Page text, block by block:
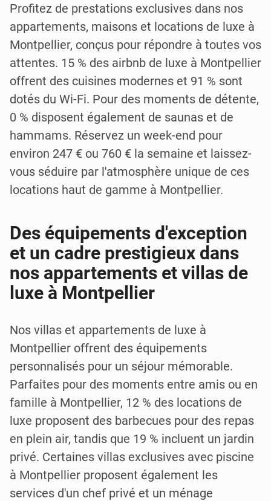
Profitez de prestations exclusives dans nos
appartements, maisons et locations de luxe à
Montpellier, conçus pour répondre à toutes vos
attentes. 15 % des airbnb de luxe à Montpellier
offrent des cuisines modernes et 91 % sont
dotés du Wi-Fi. Pour des moments de détente,
0 % disposent également de saunas et de
hammams. Réservez un week-end pour
environ 247 € ou 760 € la semaine et laissez-
vous séduire par l'atmosphère unique de ces
locations haut de gamme à Montpellier.
Des équipements d'exception
et un cadre prestigieux dans
nos appartements et villas de
luxe à Montpellier
Nos villas et appartements de luxe à
Montpellier offrent des équipements
personnalisés pour un séjour mémorable.
Parfaites pour des moments entre amis ou en
famille à Montpellier, 12 % des locations de
luxe proposent des barbecues pour des repas
en plein air, tandis que 19 % incluent un jardin
privé. Certaines villas exclusives avec piscine
à Montpellier proposent également les
services d'un chef privé et un ménage